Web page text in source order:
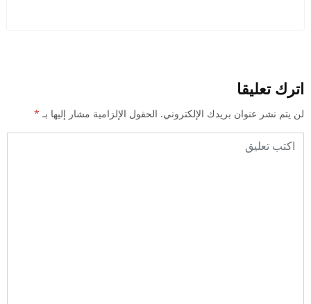
اترك تعليقا
لن يتم نشر عنوان بريدك الإلكتروني. الحقول الإلزامية مشار إليها بـ *